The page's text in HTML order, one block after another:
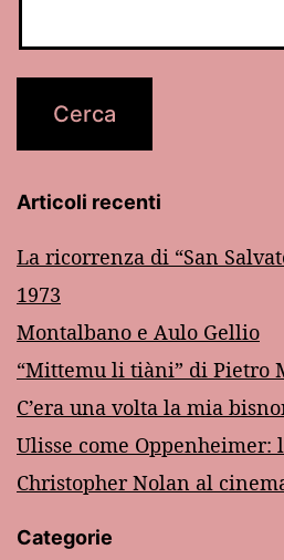
Articoli recenti
La ricorrenza di “San
1973
Montalbano e Aulo Gellio
“Mittemu li tiàni” di Pietro
C’era una volta la mia
Ulisse come Oppenheimer:
Christopher Nolan al
Categorie